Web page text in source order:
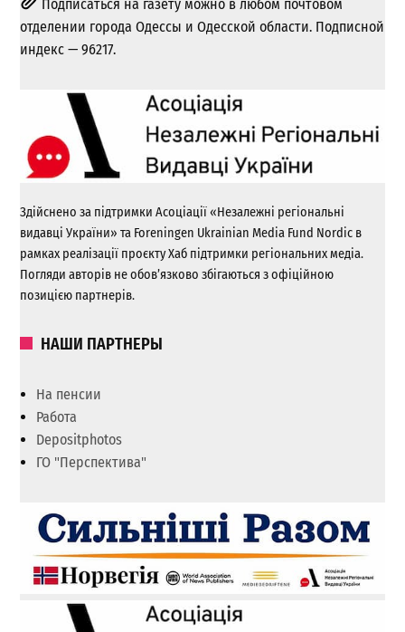
Подписаться на газету можно в любом почтовом
отделении города Одессы и Одесской области. Подписной
индекс — 96217.
Здійснено за підтримки Асоціації «Незалежні регіональні
видавці України» та Foreningen Ukrainian Media Fund Nordic в
рамках реалізації проєкту Хаб підтримки регіональних медіа.
Погляди авторів не обов’язково збігаються з офіційною
позицією партнерів.
НАШИ ПАРТНЕРЫ
На пенсии
Работа
Depositphotos
ГО "Перспектива"